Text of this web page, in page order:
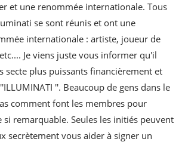
et une renommée internationale. Tous
se sont réunis et ont une
internationale : artiste, joueur de
Je viens juste vous informer qu'il
secte plus puissants financièrement et
''. Beaucoup de gens dans le
comment font les membres pour
remarquable. Seules les initiés peuvent
secrètement vous aider à signer un